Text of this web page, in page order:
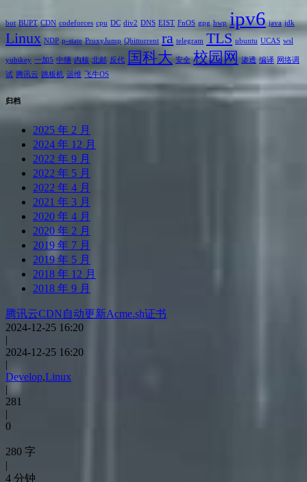
bot BUPT CDN codeforces cpu DC div2 DNS EIST FnOS gpg hwp ipv6 java jdk
Linux NDP p-state ProxyJump Qbittorrent ra telegram TLS ubuntu UCAS wsl
yubikey 一加5 中继 内核 北邮 反代 国科大 安全 校园网 渗透 编译 网络调
试 腾讯云 跳板机 运维 飞牛OS
归档
2025 年 2 月
2024 年 12 月
2022 年 9 月
2022 年 5 月
2022 年 4 月
2021 年 3 月
2020 年 4 月
2020 年 2 月
2019 年 7 月
2019 年 5 月
2018 年 12 月
2018 年 9 月
腾讯云CDN自动更新Acme.sh证书
2024-12-25 16:20
|
2024-12-25 16:20
|
Develop,Linux
|
281
|
0
280 字
|
4 分钟